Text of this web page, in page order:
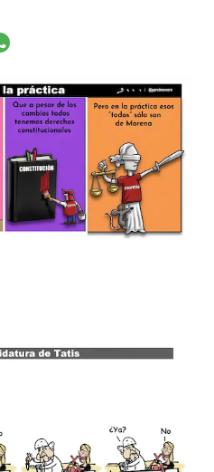
Email
mediante Facebook
actual mediante Pinterest
artículo actual mediante Twitter
el artículo actual mediante
el artículo actual